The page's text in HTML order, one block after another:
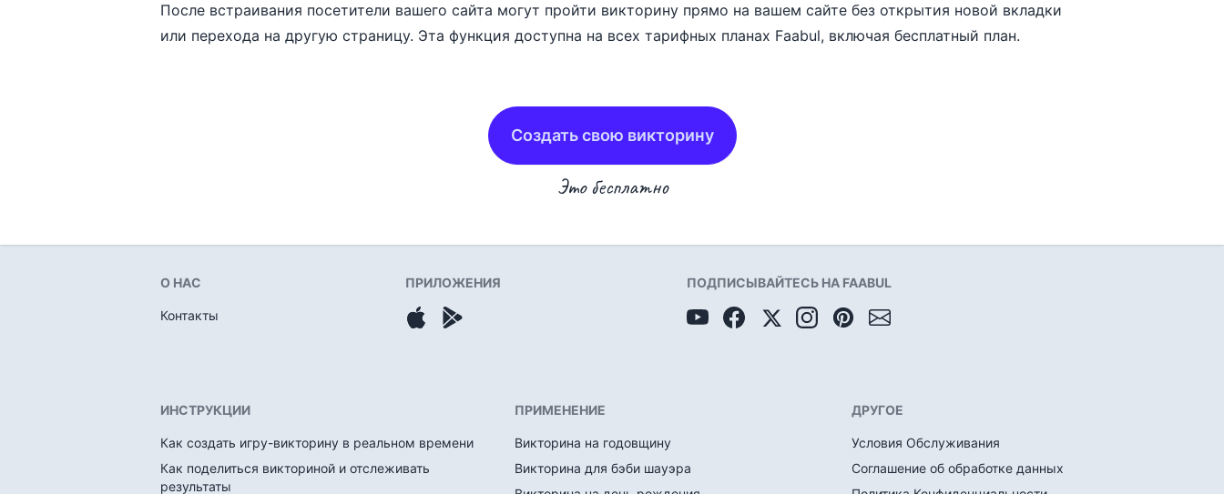
После встраивания посетители вашего сайта могут пройти викторину прямо на вашем сайте без открытия новой вкладки
или перехода на другую страницу. Эта функция доступна на всех тарифных планах Faabul, включая бесплатный план.
Создать свою викторину
Это бесплатно
О НАС
Контакты
ПРИЛОЖЕНИЯ ПОДПИСЫВАЙТЕСЬ НА FAABUL
ИНСТРУКЦИИ
Как создать игру-викторину в реальном времени
Как поделиться викториной и отслеживать
результаты
ПРИМЕНЕНИЕ
Викторина на годовщину
Викторина для бэби шауэра
ДРУГОЕ
Условия Обслуживания
Соглашение об обработке данных